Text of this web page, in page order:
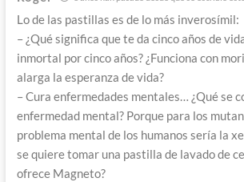
Lo de las pastillas es de lo más inverosímil:
– ¿Qué significa que te da cinco años de
inmortal por cinco años? ¿Funciona con
alarga la esperanza de vida?
– Cura enfermedades mentales… ¿Qué se
enfermedad mental? Porque para los
problema mental de los humanos sería la
se quiere tomar una pastilla de lavado de
ofrece Magneto?